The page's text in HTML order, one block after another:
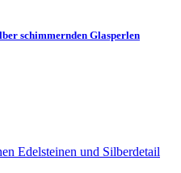
schimmernden Glasperlen